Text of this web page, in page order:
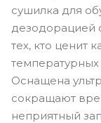
сушилка для
дезодорацией
тех, кто ценит
Оснащена
сокращают
неприятный